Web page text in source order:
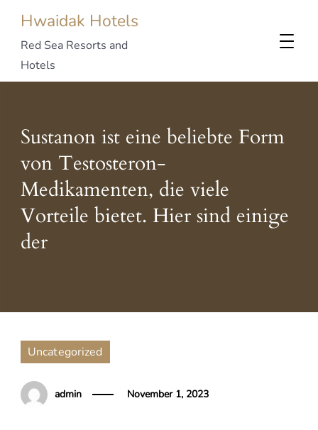
Hwaidak Hotels
Red Sea Resorts and
Hotels
Sustanon ist eine beliebte Form
von Testosteron-
Medikamenten, die viele
Vorteile bietet. Hier sind einige
der
Uncategorized
admin November 1, 2023